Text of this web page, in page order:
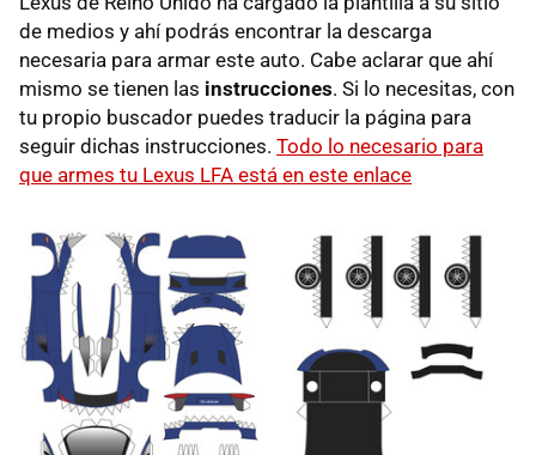
de medios y ahí podrás encontrar la descarga
necesaria para armar este auto. Cabe aclarar que ahí
mismo se tienen las instrucciones. Si lo necesitas, con
tu propio buscador puedes traducir la página para
seguir dichas instrucciones. Todo lo necesario para
que armes tu Lexus LFA está en este enlace